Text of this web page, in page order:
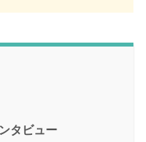
タビュー